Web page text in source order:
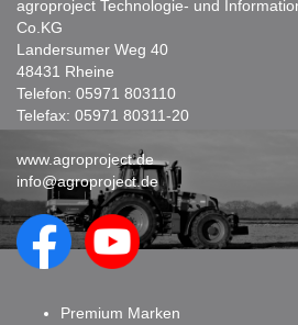
agroproject Technologie- und
Co.KG
Landersumer Weg 40
48431 Rheine
Telefon: 05971 803110
Telefax: 05971 80311-20
www.agroproject.de
info@agroproject.de
Premium Marken